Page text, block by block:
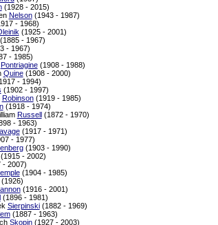
(1928 - 2015)
Nelson(1943 - 1987)
- 1968)
(1925 - 2001)
- 1967)
- 1967)
- 1985)
Pontriagine(1908 - 1988)
Quine(1908 - 2000)
- 1994)
(1902 - 1997)
Robinson(1919 - 1985)
(1918 - 1974)
Russell(1872 - 1970)
- 1963)
(1917 - 1971)
- 1977)
(1903 - 1990)
(1915 - 2002)
2007)
(1904 - 1985)
(1916 - 2001)
(1896 - 1981)
Sierpinski(1882 - 1969)
(1887 - 1963)
Skopin(1927 - 2003)